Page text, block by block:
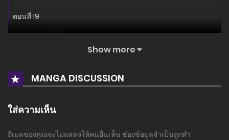
ตอนที่ 19
9 พฤศจิกายน 2025
ตอนที่ 17
12 ตุลาคม 2025
Show more
MANGA DISCUSSION
ใส่ความเห็น
อีเมลของคุณจะไม่แสดงให้คนอื่นเห็น ช่องข้อมูลจำเป็นถูกทำ